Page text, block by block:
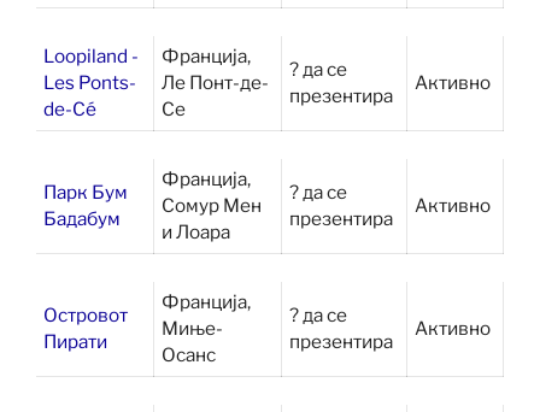
Loopiland -
Les Ponts-
de-Cé
Франција,
Ле Понт-де-
Се
? да се
презентира
Активно
Парк Бум
Бадабум
Франција,
Сомур Мен
и Лоара
? да се
презентира
Активно
Островот
Пирати
Франција,
Миње-
Осанс
? да се
презентира
Активно